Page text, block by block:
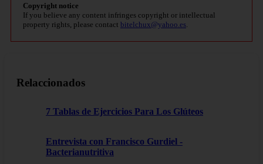
Copyright notice
If you believe any content infringes copyright or intellectual
property rights, please contact bitelchux@yahoo.es.
Relaccionados
7 Tablas de Ejercicios Para Los Glúteos
Entrevista con Francisco Gurdiel -
Bacterianutritiva